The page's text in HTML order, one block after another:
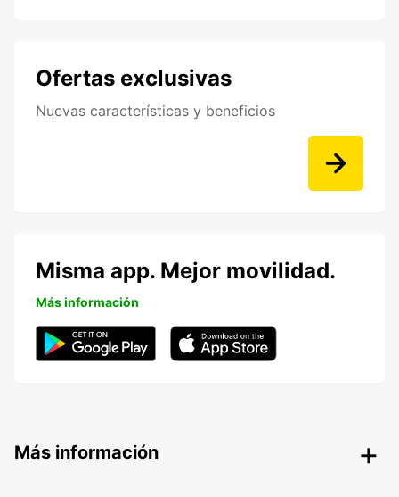
Ofertas exclusivas
Nuevas características y beneficios
Misma app. Mejor movilidad.
Más información
Más información